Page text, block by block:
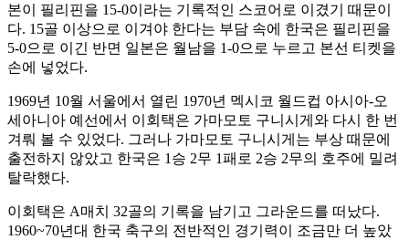
본이 필리핀을 15-0이라는 기록적인 스코어로 이겼기 때문이
다. 15골 이상으로 이겨야 한다는 부담 속에 한국은 필리핀을
5-0으로 이긴 반면 일본은 월남을 1-0으로 누르고 본선 티켓을
손에 넣었다.
1969년 10월 서울에서 열린 1970년 멕시코 월드컵 아시아-오
세아니아 예선에서 이회택은 가마모토 구니시게와 다시 한 번
겨뤄 볼 수 있었다. 그러나 가마모토 구니시게는 부상 때문에
출전하지 않았고 한국은 1승 2무 1패로 2승 2무의 호주에 밀려
탈락했다.
이회택은 A매치 32골의 기록을 남기고 그라운드를 떠났다.
1960~70년대 한국 축구의 전반적인 경기력이 조금만 더 높았